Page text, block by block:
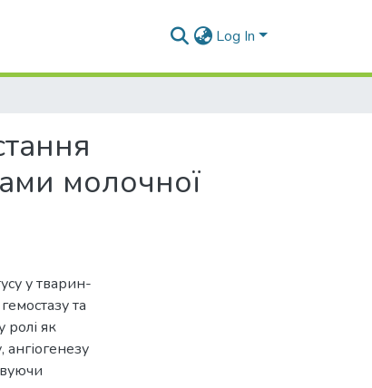
Log In
молочної
у тварин-
та
ролі як
ангіогенезу